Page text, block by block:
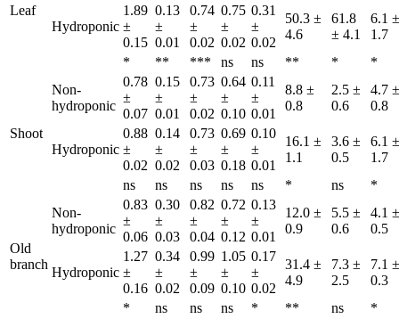
Leaf
Hydroponic
1.89
±
0.15
0.13
±
0.01
0.74
±
0.02
0.75
±
0.02
0.31
±
0.02
50.3 ±
4.6
61.8
± 4.1
6.1 ±
1.7
*
** *** ns ns ** * *
Shoot
Non-
hydroponic
0.78
±
0.07
0.15
±
0.01
0.73
±
0.02
0.64
±
0.10
0.11
±
0.01
8.8 ±
0.8
2.5 ±
0.6
4.7 ±
0.8
Hydroponic
0.88
±
0.02
0.14
±
0.02
0.73
±
0.03
0.69
±
0.18
0.10
±
0.01
16.1 ±
1.1
3.6 ±
0.5
6.1 ±
1.7
ns
ns ns ns ns * ns *
Old
branch
Non-
hydroponic
0.83
±
0.06
0.30
±
0.03
0.82
±
0.04
0.72
±
0.12
0.13
±
0.01
12.0 ±
0.9
5.5 ±
0.6
4.1 ±
0.5
Hydroponic
1.27
±
0.16
0.34
±
0.02
0.99
±
0.09
1.05
±
0.10
0.17
±
0.02
31.4 ±
4.9
7.3 ±
2.5
7.1 ±
0.3
*
ns ns ns * ** ns *